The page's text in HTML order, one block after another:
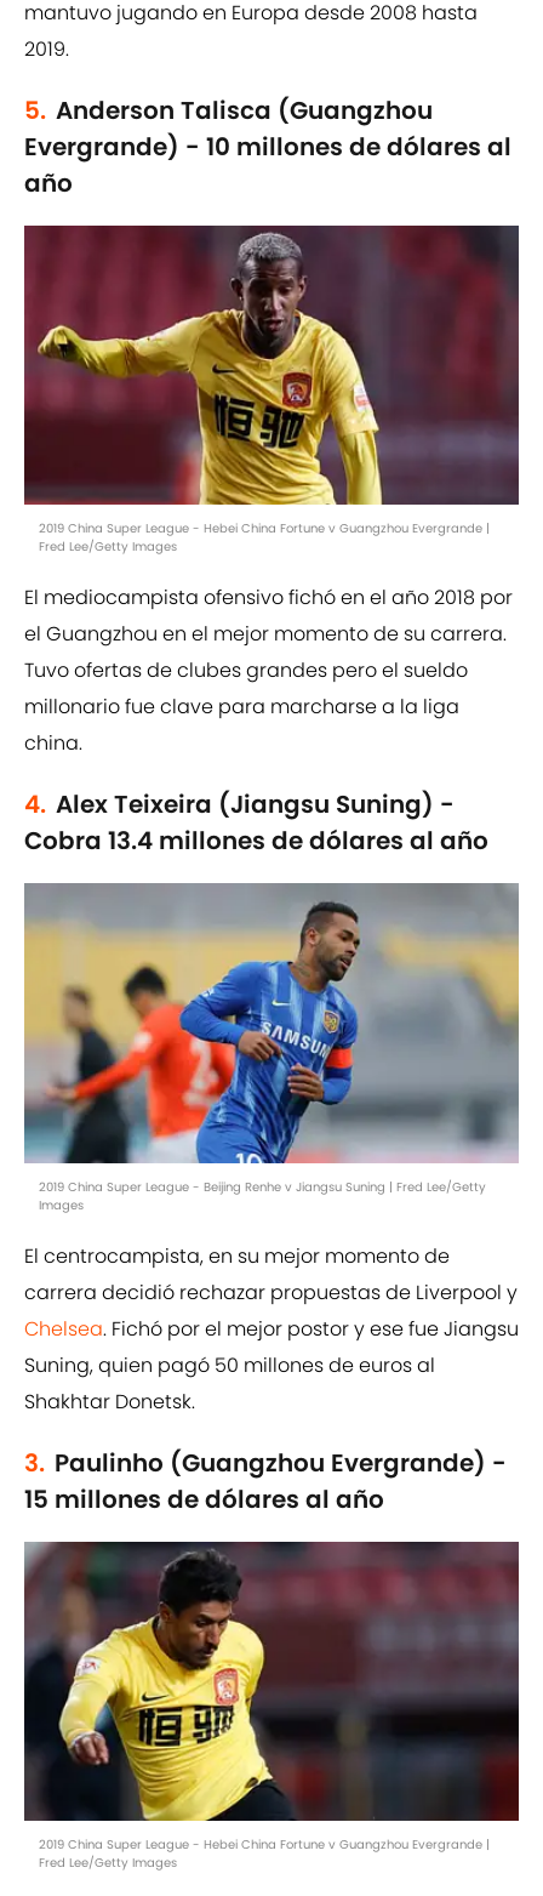
mantuvo jugando en Europa desde 2008 hasta
2019.
5. Anderson Talisca (Guangzhou
Evergrande) - 10 millones de dólares al
año
2019 China Super League - Hebei China Fortune v Guangzhou Evergrande |
Fred Lee/Getty Images
El mediocampista ofensivo fichó en el año 2018 por
el Guangzhou en el mejor momento de su carrera.
Tuvo ofertas de clubes grandes pero el sueldo
millonario fue clave para marcharse a la liga
china.
4. Alex Teixeira (Jiangsu Suning) -
Cobra 13.4 millones de dólares al año
2019 China Super League - Beijing Renhe v Jiangsu Suning | Fred Lee/Getty
Images
El centrocampista, en su mejor momento de
carrera decidió rechazar propuestas de Liverpool y
Chelsea. Fichó por el mejor postor y ese fue Jiangsu
Suning, quien pagó 50 millones de euros al
Shakhtar Donetsk.
3. Paulinho (Guangzhou Evergrande) -
15 millones de dólares al año
2019 China Super League - Hebei China Fortune v Guangzhou Evergrande |
Fred Lee/Getty Images